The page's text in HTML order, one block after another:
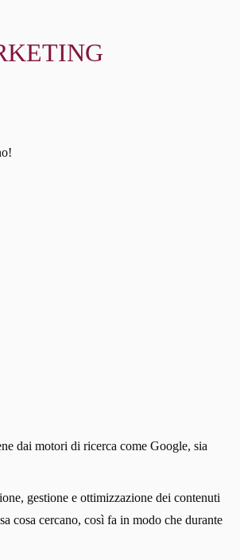
dai motori di ricerca come Google, sia
gestione e ottimizzazione dei contenuti
cosa cercano, così fa in modo che durante